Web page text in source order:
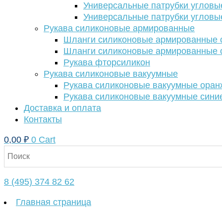
Универсальные патрубки
Универсальные патрубки
Рукава силиконовые армированные
Шланги силиконовые армированные
Шланги силиконовые армированные
Рукава фторсиликон
Рукава силиконовые вакуумные
Рукава силиконовые вакуумные
Рукава силиконовые вакуумные
Доставка и оплата
Контакты
0,00 ₽ 0 Cart
8 (495) 374 82 62
Главная страница